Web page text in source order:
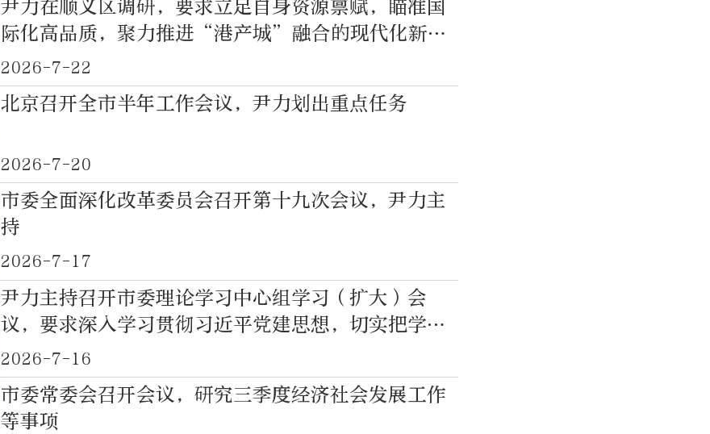
尹力在顺义区调研，要求立足自身资源禀赋，瞄准国
际化高品质，聚力推进“港产城”融合的现代化新城
建设
2026-7-22
北京召开全市半年工作会议，尹力划出重点任务
2026-7-20
市委全面深化改革委员会召开第十九次会议，尹力主
持
2026-7-17
尹力主持召开市委理论学习中心组学习（扩大）会
议，要求深入学习贯彻习近平党建思想，切实把学习
成效转化为做好首都工作的实绩实效
2026-7-16
市委常委会召开会议，研究三季度经济社会发展工作
等事项